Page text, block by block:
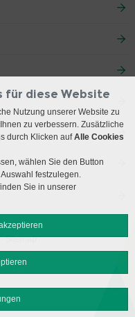
Sitemap
für diese Website
Nutzung unserer Website zu
zu verbessern. Zusätzliche
durch Klicken aufAlle Cookies
wählen Sie den Button
festzulegen.
Sie in unserer